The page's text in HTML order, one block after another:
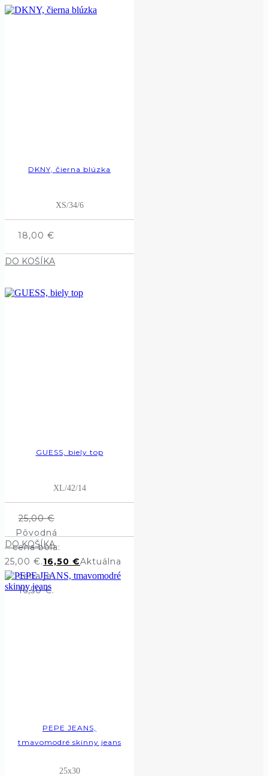
DKNY, čierna blúzka
XS/34/6
18,00€
DO KOŠÍKA
GUESS, biely top
XL/42/14
25,00€
Pôvodná
cena bola:
25,00 €.16,50 €Aktuálna
cena je:
16,50 €.
DO KOŠÍKA
PEPE JEANS,
tmavomodré skinny jeans
25x30